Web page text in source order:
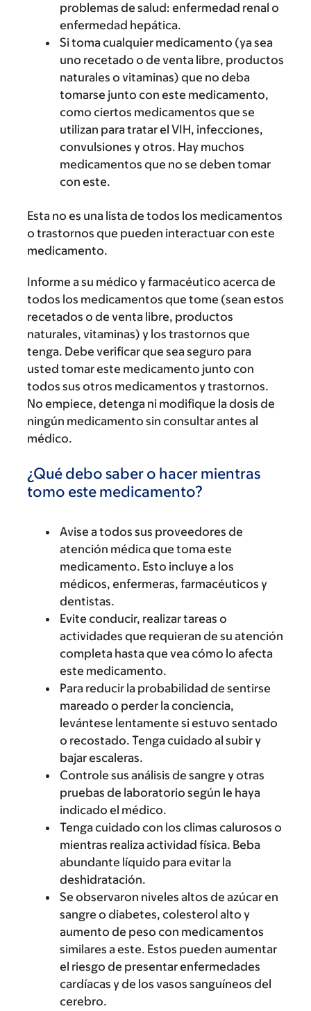
problemas de salud: enfermedad renal o
enfermedad hepática.
Si toma cualquier medicamento (ya sea
uno recetado o de venta libre, productos
naturales o vitaminas) que no deba
tomarse junto con este medicamento,
como ciertos medicamentos que se
utilizan para tratar el VIH, infecciones,
convulsiones y otros. Hay muchos
medicamentos que no se deben tomar
con este.
Esta no es una lista de todos los medicamentos
o trastornos que pueden interactuar con este
medicamento.
Informe a su médico y farmacéutico acerca de
todos los medicamentos que tome (sean estos
recetados o de venta libre, productos
naturales, vitaminas) y los trastornos que
tenga. Debe verificar que sea seguro para
usted tomar este medicamento junto con
todos sus otros medicamentos y trastornos.
No empiece, detenga ni modifique la dosis de
ningún medicamento sin consultar antes al
médico.
¿Qué debo saber o hacer mientras
tomo este medicamento?
Avise a todos sus proveedores de
atención médica que toma este
medicamento. Esto incluye a los
médicos, enfermeras, farmacéuticos y
dentistas.
Evite conducir, realizar tareas o
actividades que requieran de su atención
completa hasta que vea cómo lo afecta
este medicamento.
Para reducir la probabilidad de sentirse
mareado o perder la conciencia,
levántese lentamente si estuvo sentado
o recostado. Tenga cuidado al subir y
bajar escaleras.
Controle sus análisis de sangre y otras
pruebas de laboratorio según le haya
indicado el médico.
Tenga cuidado con los climas calurosos o
mientras realiza actividad física. Beba
abundante líquido para evitar la
deshidratación.
Se observaron niveles altos de azúcar en
sangre o diabetes, colesterol alto y
aumento de peso con medicamentos
similares a este. Estos pueden aumentar
el riesgo de presentar enfermedades
cardíacas y de los vasos sanguíneos del
cerebro.